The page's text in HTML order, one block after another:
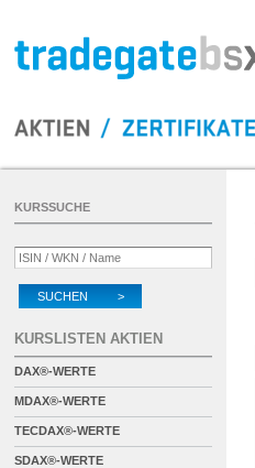
KURSSUCHE
SUCHEN >
KURSLISTEN AKTIEN
DAX®-WERTE
MDAX®-WERTE
TECDAX®-WERTE
SDAX®-WERTE